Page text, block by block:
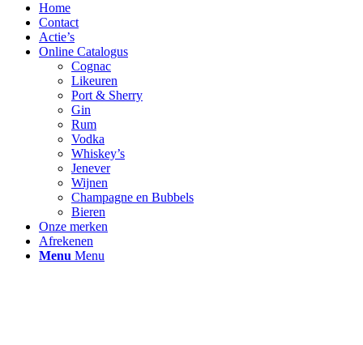
Home
Contact
Actie’s
Online Catalogus
Cognac
Likeuren
Port & Sherry
Gin
Rum
Vodka
Whiskey’s
Jenever
Wijnen
Champagne en Bubbels
Bieren
Onze merken
Afrekenen
Menu Menu